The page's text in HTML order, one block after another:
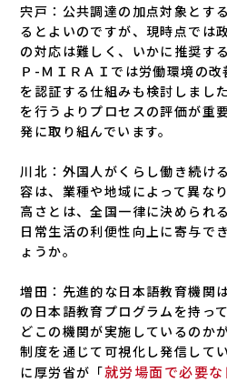
宍戸：公共調達の加点対象とす
るとよいのですが、現時点では
の対応は難しく、いかに推奨す
Ｐ-ＭＩＲＡＩでは労働環境の
を認証する仕組みも検討しまし
を行うよりプロセスの評価が重
発に取り組んでいます。
川北：外国人がくらし働き続け
容は、業種や地域によって異な
高さとは、全国一律に決められ
日常生活の利便性向上に寄与で
ょうか。
増田：先進的な日本語教育機関
の日本語教育プログラムを持っ
どこの機関が実施しているのか
制度を通じて可視化し発信して
に厚労省が「就労場面で必要